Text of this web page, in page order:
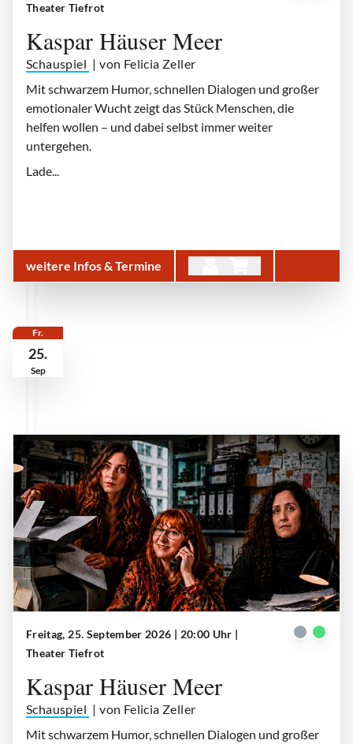
Theater Tiefrot
Kaspar Häuser Meer
Schauspiel | von Felicia Zeller
Mit schwarzem Humor, schnellen Dialogen und großer
emotionaler Wucht zeigt das Stück Menschen, die
helfen wollen – und dabei selbst immer weiter
untergehen.
Lade...
weitere Infos & Termine
Fr.
25.
Sep
Freitag, 25. September 2026 | 20:00 Uhr |
Theater Tiefrot
Kaspar Häuser Meer
Schauspiel | von Felicia Zeller
Mit schwarzem Humor, schnellen Dialogen und großer